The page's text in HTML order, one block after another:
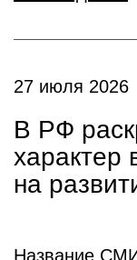
27 июля 2026
В РФ
характер
на
Название